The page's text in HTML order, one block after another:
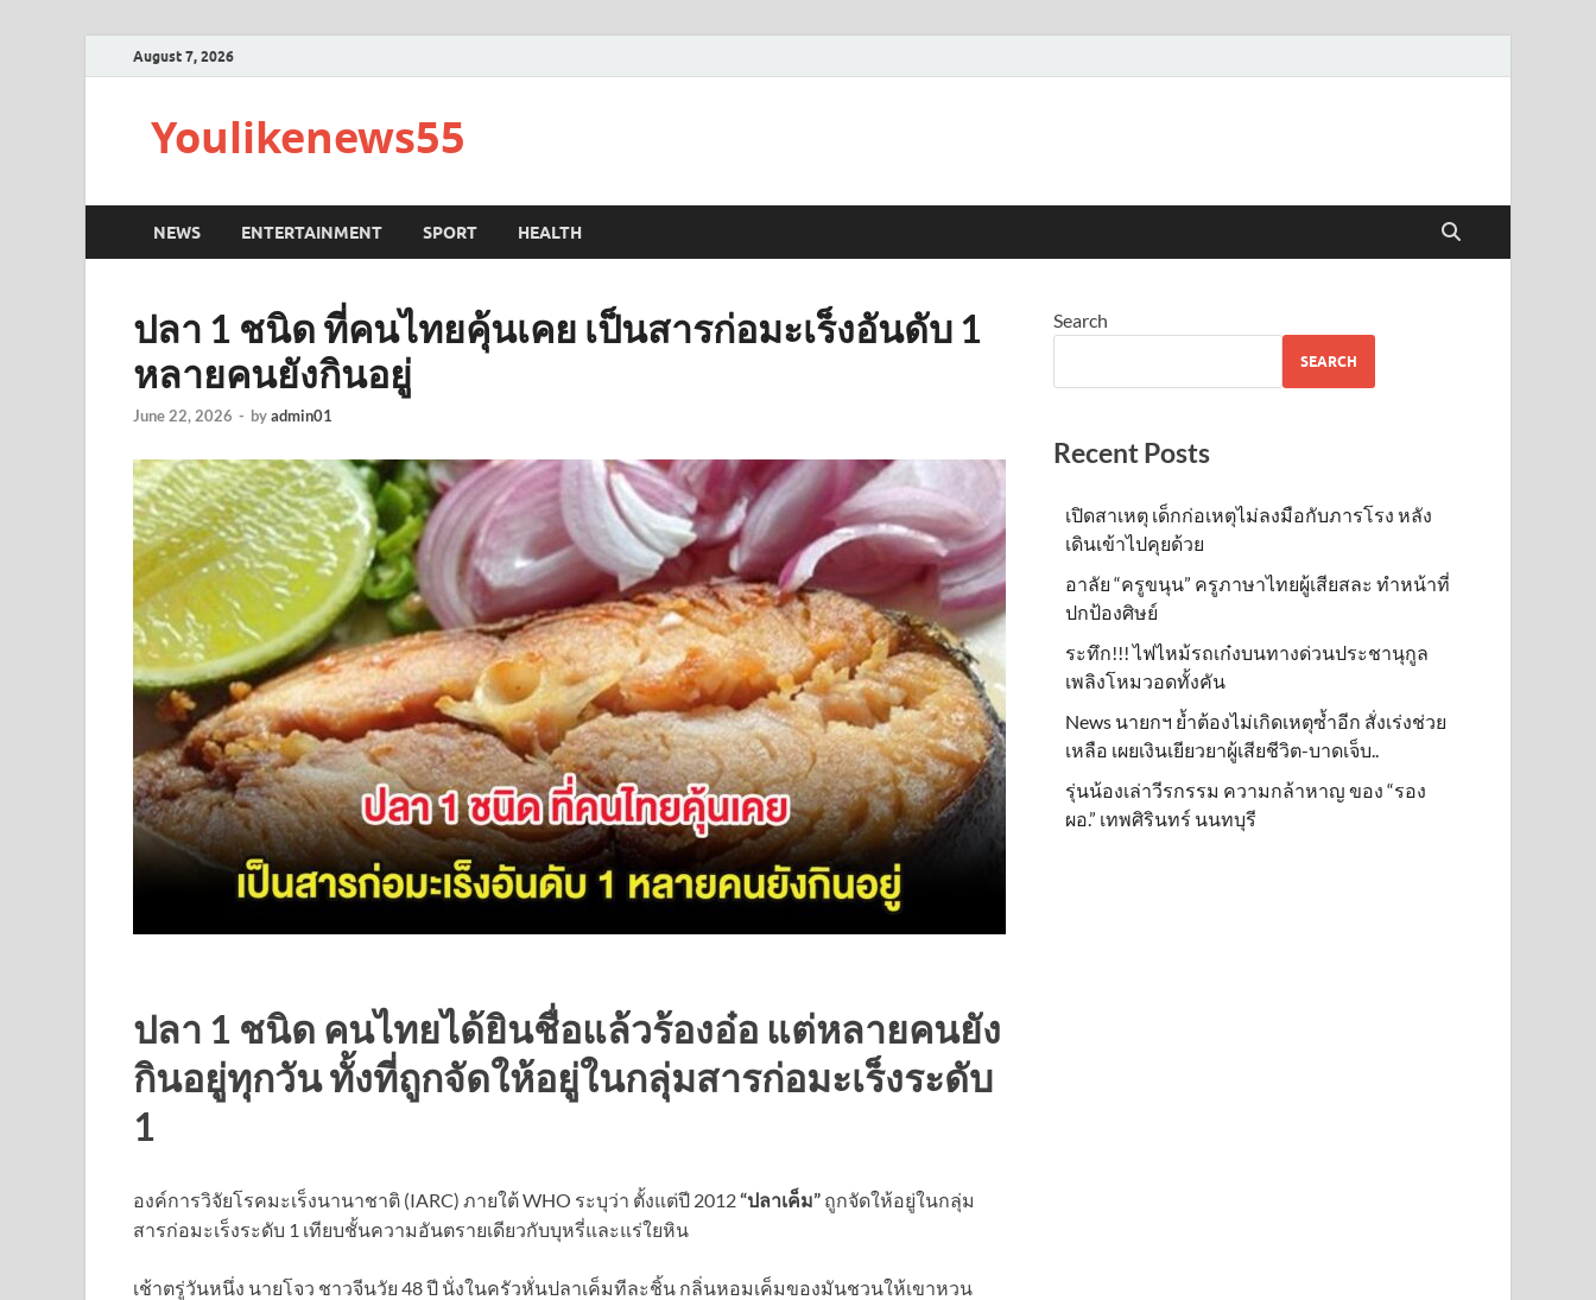
August 7, 2026
Youlikenews55
NEWS ENTERTAINMENT SPORT HEALTH
ปลา 1 ชนิด ที่คนไทยคุ้นเคย เป็นสารก่อมะเร็งอันดับ 1
หลายคนยังกินอยู่
June 22, 2026 - byadmin01
ปลา 1 ชนิด คนไทยได้ยินชื่อแล้วร้องอ๋อ แต่หลายคนยัง
กินอยู่ทุกวัน ทั้งที่ถูกจัดให้อยู่ในกลุ่มสารก่อมะเร็งระดับ
1
องค์การวิจัยโรคมะเร็งนานาชาติ (IARC) ภายใต้ WHO ระบุว่า ตั้งแต่ปี 2012“ปลาเค็ม” ถูกจัดให้อยู่ในกลุ่ม
สารก่อมะเร็งระดับ 1 เทียบชั้นความอันตรายเดียวกับบุหรี่และแร่ใยหิน
เช้าตรู่วันหนึ่ง นายโจว ชาวจีนวัย 48 ปี นั่งในครัวหั่นปลาเค็มทีละชิ้น กลิ่นหอมเค็มของมันชวนให้เขาหวน
Search
SEARCH
Recent Posts
เปิดสาเหตุ เด็กก่อเหตุไม่ลงมือกับภารโรง หลัง
เดินเข้าไปคุยด้วย
อาลัย “ครูขนุน” ครูภาษาไทยผู้เสียสละ ทำหน้าที่
ปกป้องศิษย์
ระทึก!!! ไฟไหม้รถเก๋งบนทางด่วนประชานุกูล
เพลิงโหมวอดทั้งคัน
News นายกฯ ย้ำต้องไม่เกิดเหตุซ้ำอีก สั่งเร่งช่วย
เหลือ เผยเงินเยียวยาผู้เสียชีวิต-บาดเจ็บ..
รุ่นน้องเล่าวีรกรรม ความกล้าหาญ ของ “รอง
ผอ.” เทพศิรินทร์ นนทบุรี